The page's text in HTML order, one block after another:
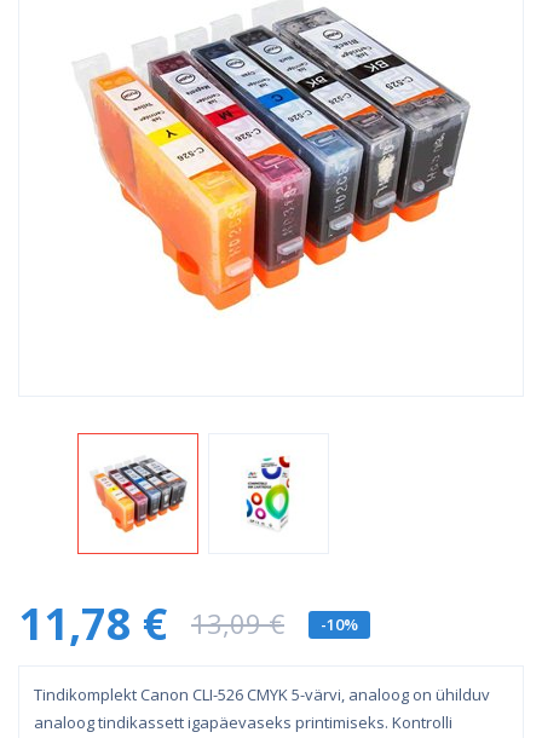
11,78 € 13,09 € -10%
Tindikomplekt Canon CLI-526 CMYK 5-värvi, analoog on ühilduv
analoog tindikassett igapäevaseks printimiseks. Kontrolli